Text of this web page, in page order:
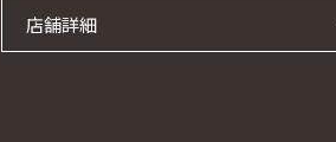
店舗詳細